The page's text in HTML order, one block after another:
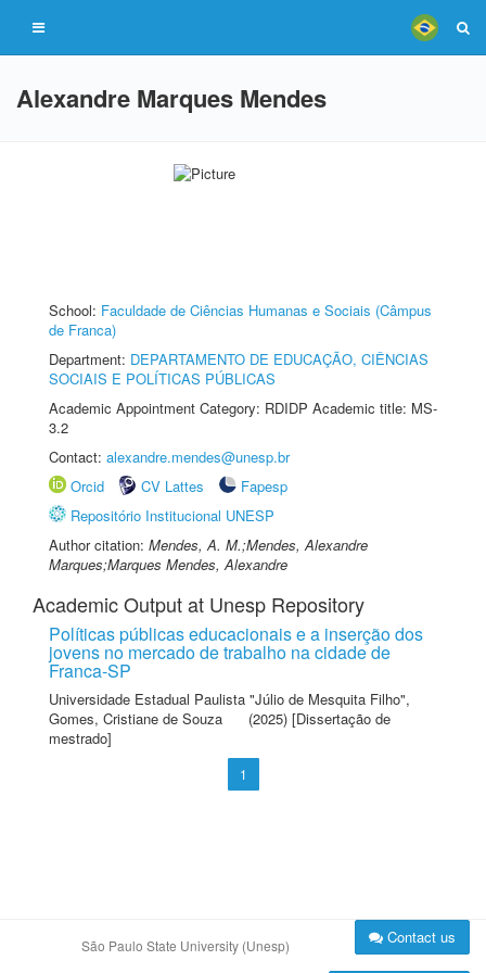
Alexandre Marques Mendes
School: Faculdade de Ciências Humanas e Sociais (Câmpus
de Franca)
Department: DEPARTAMENTO DE EDUCAÇÃO, CIÊNCIAS
SOCIAIS E POLÍTICAS PÚBLICAS
Academic Appointment Category: RDIDP Academic title: MS-
3.2
Contact: alexandre.mendes@unesp.br
Orcid
CV Lattes
Fapesp
Repositório Institucional UNESP
Author citation: Mendes, A. M.;Mendes, Alexandre
Marques;Marques Mendes, Alexandre
Academic Output at Unesp Repository
Políticas públicas educacionais e a inserção dos
jovens no mercado de trabalho na cidade de
Franca-SP
Universidade Estadual Paulista "Júlio de Mesquita Filho",
Gomes, Cristiane de Souza
(2025) [Dissertação de
mestrado]
1
São Paulo State University (Unesp) Contact us